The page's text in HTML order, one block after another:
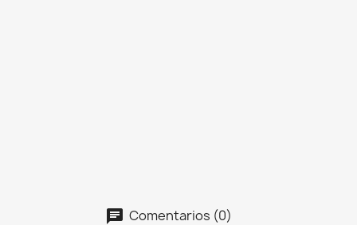
Comentarios (0)